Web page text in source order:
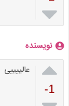

نویسنده

-1
عالییییی